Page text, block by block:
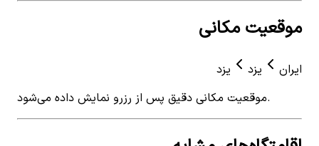
موقعیت مکانی
ایران یزد
یزد
موقعیت مکانی دقیق پس از رزرو نمایش داده می‌شود.